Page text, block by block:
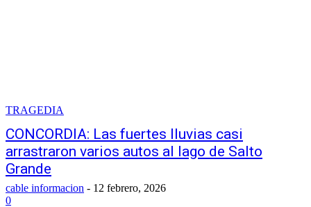
TRAGEDIA
CONCORDIA: Las fuertes lluvias casi
arrastraron varios autos al lago de Salto
Grande
cable informacion - 12 febrero, 2026
0